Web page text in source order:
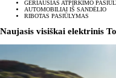
GERIAUSIAS ATPIRKIMO
AUTOMOBILIAI IŠ SANDĖLIO
RIBOTAS PASIŪLYMAS
Naujasis visiškai elektrinis